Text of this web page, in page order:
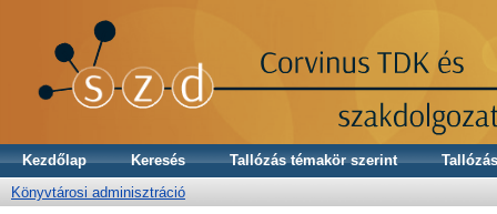
Kezdőlap Keresés Tallózás témakör szerint
Könyvtárosi adminisztráció